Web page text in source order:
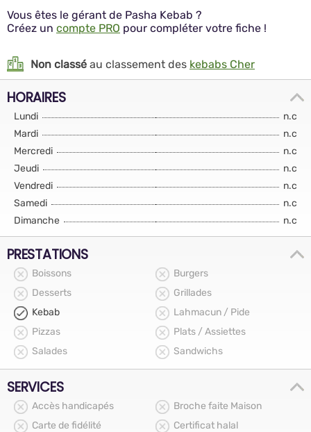
Vous êtes le gérant de Pasha Kebab ?
Créez un compte PRO pour compléter votre fiche !
Non classé au classement des kebabs Cher
HORAIRES
Lundi
n.c
Mardi
n.c
Mercredi
n.c
Jeudi
n.c
Vendredi
n.c
Samedi
n.c
Dimanche
n.c
PRESTATIONS
Boissons
Burgers
Desserts
Grillades
Kebab
Lahmacun / Pide
Pizzas
Plats / Assiettes
Salades
Sandwichs
SERVICES
Accès handicapés
Broche faite Maison
Carte de fidélité
Certificat halal